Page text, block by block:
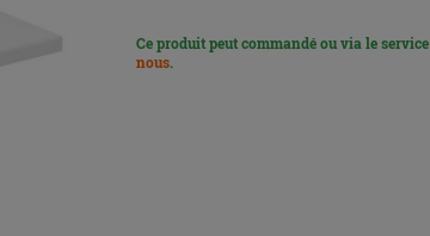
Ce produit peut commandé ou via le service
nous.